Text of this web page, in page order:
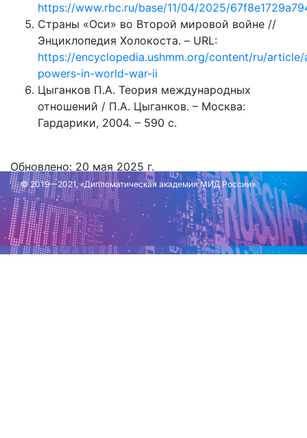
https://www.rbc.ru/base/11/04/2025/
Страны «Оси» во Второй мировой войне //
Энциклопедия Холокоста. – URL:
https://encyclopedia.ushmm.org/content/ru/article/
powers-in-world-war-ii
Цыганков П.А. Теория международных
отношений / П.А. Цыганков. – Москва:
Гардарики, 2004. – 590 с.
Обновлено: 20 мая 2025 г.
© 2019—2021, «Дипломатическая академия МИД России»